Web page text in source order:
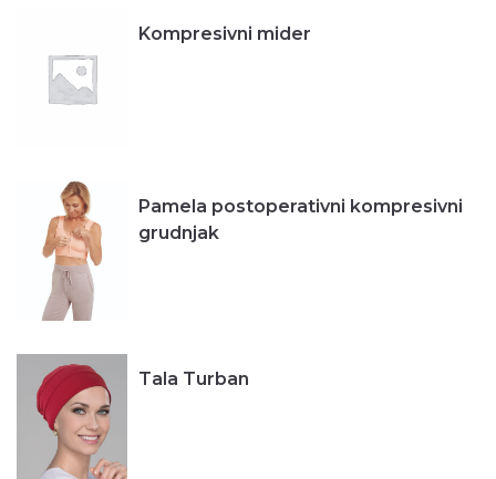
Kompresivni mider
Pamela postoperativni kompresivni
grudnjak
Tala Turban